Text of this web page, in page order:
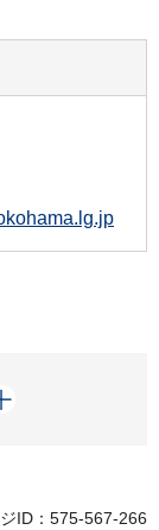
ID：575-567-266